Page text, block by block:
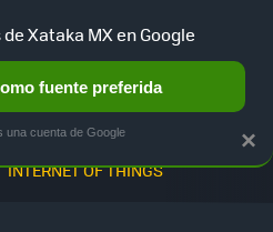
INTERNET OF THINGS
×
Xataka MX en Google
fuente preferida
una cuenta de Google